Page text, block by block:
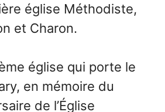
église Méthodiste,
et Charon.
église qui porte le
en mémoire du
de l’Église